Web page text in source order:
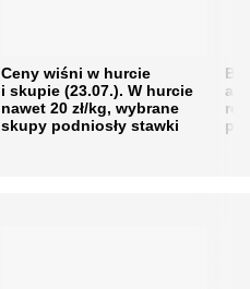
Ceny wiśni w hurcie
i skupie (23.07.). W hurcie
nawet 20 zł/kg, wybrane
skupy podniosły stawki